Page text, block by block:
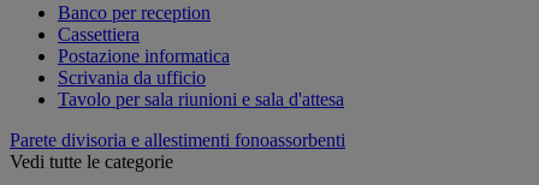
Banco per reception
Cassettiera
Postazione informatica
Scrivania da ufficio
Tavolo per sala riunioni e sala d'attesa
Parete divisoria e allestimenti fonoassorbenti
Vedi tutte le categorie